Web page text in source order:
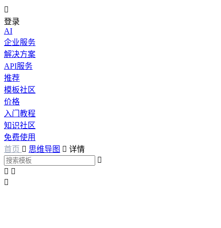

登录
AI
企业服务
解决方案
API服务
推荐
模板社区
价格
入门教程
知识社区
免费使用
首页  思维导图  详情

 
